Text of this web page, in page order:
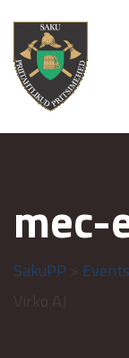
mec-
SakuPP Events